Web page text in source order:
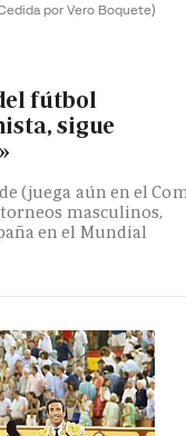
por Vero Boquete)
fútbol
sigue
(juega aún en el
masculinos,
en el Mundial